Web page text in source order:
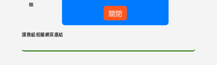
課務組相關網頁連結
關閉